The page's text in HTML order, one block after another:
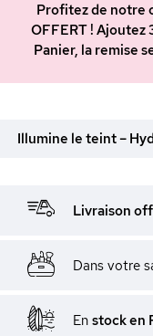
Profitez de notre
OFFERT ! Ajoutez
Panier, la remise
Illumine le teint –
Livraison
Dans votre
En stock en